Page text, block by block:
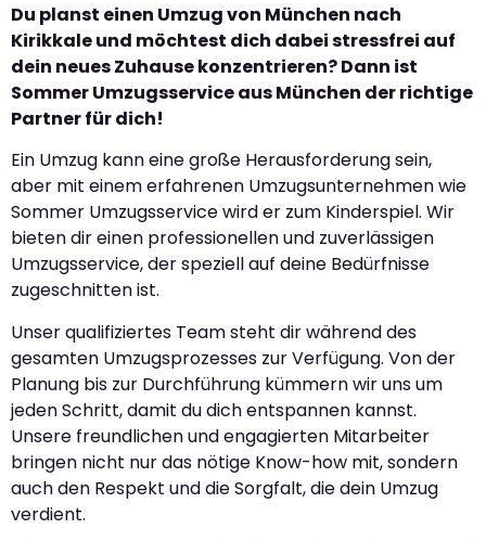
Du planst einen Umzug von München nach
Kirikkale und möchtest dich dabei stressfrei auf
dein neues Zuhause konzentrieren? Dann ist
Sommer Umzugsservice aus München der richtige
Partner für dich!
Ein Umzug kann eine große Herausforderung sein,
aber mit einem erfahrenen Umzugsunternehmen wie
Sommer Umzugsservice wird er zum Kinderspiel. Wir
bieten dir einen professionellen und zuverlässigen
Umzugsservice, der speziell auf deine Bedürfnisse
zugeschnitten ist.
Unser qualifiziertes Team steht dir während des
gesamten Umzugsprozesses zur Verfügung. Von der
Planung bis zur Durchführung kümmern wir uns um
jeden Schritt, damit du dich entspannen kannst.
Unsere freundlichen und engagierten Mitarbeiter
bringen nicht nur das nötige Know-how mit, sondern
auch den Respekt und die Sorgfalt, die dein Umzug
verdient.